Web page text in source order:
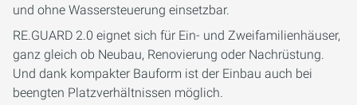
und ohne Wassersteuerung einsetzbar.
RE.GUARD 2.0 eignet sich für Ein- und Zweifamilienhäuser,
ganz gleich ob Neubau, Renovierung oder Nachrüstung.
Und dank kompakter Bauform ist der Einbau auch bei
beengten Platzverhältnissen möglich.